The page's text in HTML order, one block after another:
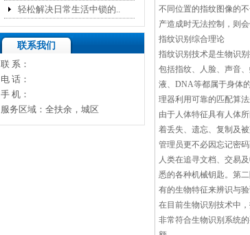
轻松解决日常生活中锁的..
联系我们
联 系：
电 话：
手 机：
服务区域：全扶余，城区
不同位置的指纹图像的
产造成时无法控制，则
指纹识别综合理论
指纹识别技术是生物识
包括指纹、人脸、声音
液、DNA等都属于身体
理器利用可靠的匹配算
由于人体特征具有人体
着丢失、遗忘、复制及
管理员更不必因忘记密码
人类在追寻文档、交易
悉的各种机械钥匙。第
有的生物特征来辨识与
在目前生物识别技术中
非常符合生物识别系统